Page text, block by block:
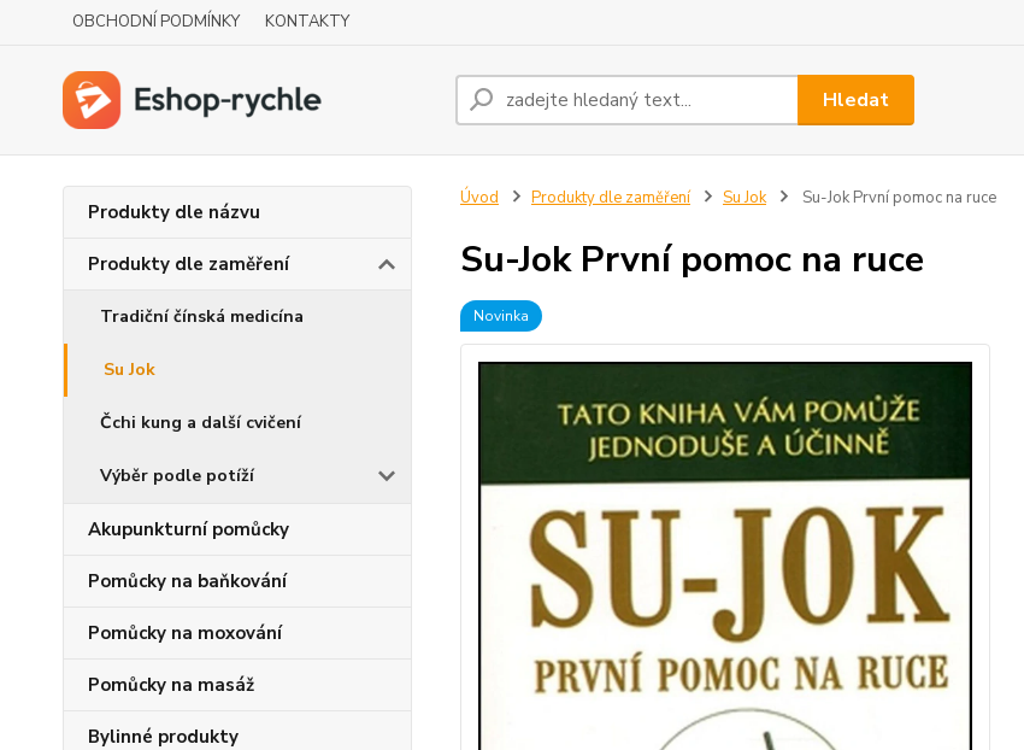
OBCHODNÍ PODMÍNKY KONTAKTY
Hledat
Produkty dle názvu
Produkty dle zaměření
Tradiční čínská medicína
Su Jok
Čchi kung a další cvičení
Výběr podle potíží
Akupunkturní pomůcky
Pomůcky na baňkování
Pomůcky na moxování
Pomůcky na masáž
Bylinné produkty
Úvod Produkty dle zaměření Su Jok Su-Jok První pomoc na ruce
Su-Jok První pomoc na ruce
Novinka